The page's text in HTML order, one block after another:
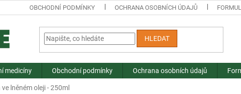
OBCHODNÍ PODMÍNKY OCHRANA OSOBNÍCH ÚDAJŮ
HLEDAT
medicíny Obchodní podmínky Ochrana osobních údajů
lněném oleji - 250ml